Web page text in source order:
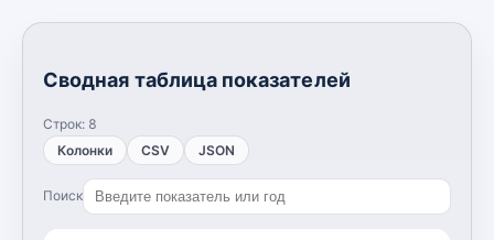
Сводная таблица показателей
Строк: 8
Колонки
CSV JSON
Поиск